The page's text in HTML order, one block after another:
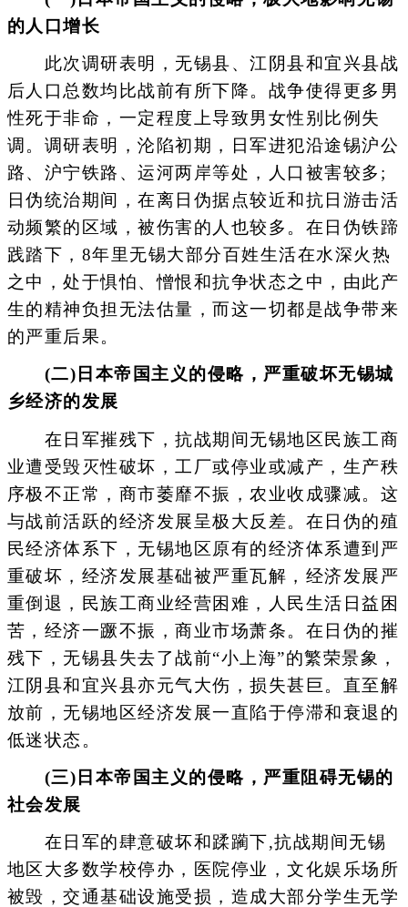
的人口增长
此次调研表明，无锡县、江阴县和宜兴县战
后人口总数均比战前有所下降。战争使得更多男
性死于非命，一定程度上导致男女性别比例失
调。调研表明，沦陷初期，日军进犯沿途锡沪公
路、沪宁铁路、运河两岸等处，人口被害较多;
日伪统治期间，在离日伪据点较近和抗日游击活
动频繁的区域，被伤害的人也较多。在日伪铁蹄
践踏下，8年里无锡大部分百姓生活在水深火热
之中，处于惧怕、憎恨和抗争状态之中，由此产
生的精神负担无法估量，而这一切都是战争带来
的严重后果。
(二)日本帝国主义的侵略，严重破坏无锡城
乡经济的发展
在日军摧残下，抗战期间无锡地区民族工商
业遭受毁灭性破坏，工厂或停业或减产，生产秩
序极不正常，商市萎靡不振，农业收成骤减。这
与战前活跃的经济发展呈极大反差。在日伪的殖
民经济体系下，无锡地区原有的经济体系遭到严
重破坏，经济发展基础被严重瓦解，经济发展严
重倒退，民族工商业经营困难，人民生活日益困
苦，经济一蹶不振，商业市场萧条。在日伪的摧
残下，无锡县失去了战前“小上海”的繁荣景象，
江阴县和宜兴县亦元气大伤，损失甚巨。直至解
放前，无锡地区经济发展一直陷于停滞和衰退的
低迷状态。
(三)日本帝国主义的侵略，严重阻碍无锡的
社会发展
在日军的肆意破坏和蹂躏下,抗战期间无锡
地区大多数学校停办，医院停业，文化娱乐场所
被毁，交通基础设施受损，造成大部分学生无学